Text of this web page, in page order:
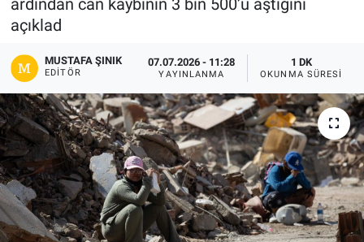
ardından can kaybının 3 bin 500’ü aştığını
açıklad
MUSTAFA ŞINIK
EDITÖR
07.07.2026 - 11:28
YAYINLANMA
1 DK
OKUNMA SÜRESI
Kültür-Sanat
Magazin
Politika
Resmi İlanlar
Sağlık